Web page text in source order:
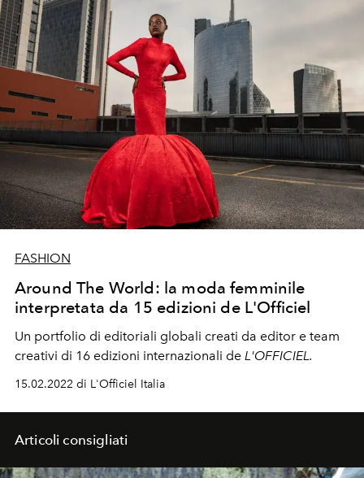
FASHION
Around The World: la moda femminile
interpretata da 15 edizioni de L'Officiel
Un portfolio di editoriali globali creati da editor e team
creativi di 16 edizioni internazionali de L'OFFICIEL.
15.02.2022 di L'Officiel Italia
Articoli consigliati